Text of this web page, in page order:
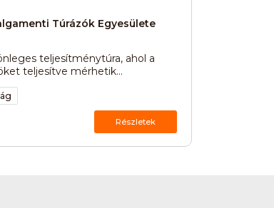
Túrázók Egyesülete
teljesítménytúra, ahol a
teljesítve mérhetik...
Részletek